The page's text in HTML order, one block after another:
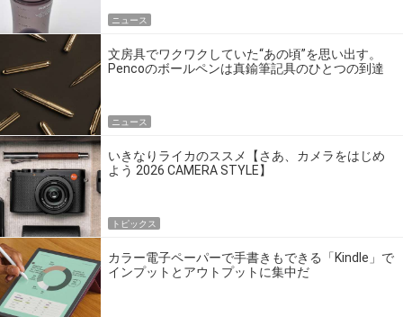
ニュース
文房具でワクワクしていた“あの頃”を思い出す。
Pencoのボールペンは真鍮筆記具のひとつの到達
ニュース
いきなりライカのススメ【さあ、カメラをはじめ
よう 2026 CAMERA STYLE】
トピックス
カラー電子ペーパーで手書きもできる「Kindle」で
インプットとアウトプットに集中だ